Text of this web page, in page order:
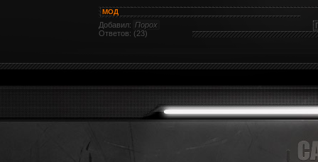
МОД
Добавил: Порох
Ответов: (23)
ТРЕНЕРОВКА
Добавил: NIKI
Ответов: (18)